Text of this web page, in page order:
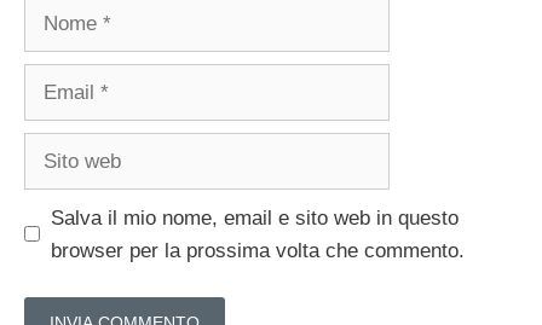
Salva il mio nome, email e sito web in questo
browser per la prossima volta che commento.